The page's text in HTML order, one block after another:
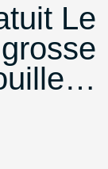
Le